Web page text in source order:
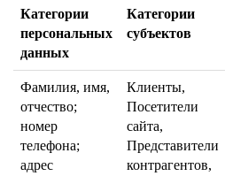
Категории
персональных
данных
Категории
субъектов
Фамилия, имя,
отчество;
номер
телефона;
адрес
Клиенты,
Посетители
сайта,
Представители
контрагентов,